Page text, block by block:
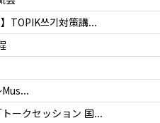
TOPIK쓰기対策講...
ークセッション 国...